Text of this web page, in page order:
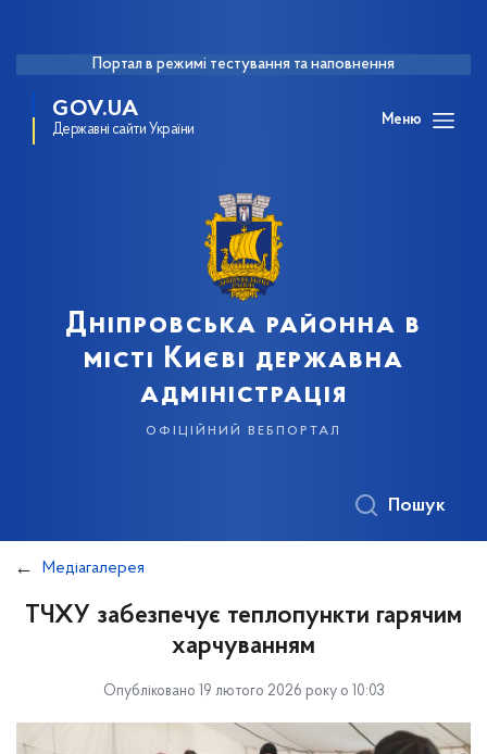
Портал в режимі тестування та наповнення
GOV.UA
Державні сайти України
Меню
Дніпровська районна в
місті Києві державна
адміністрація
офіційний вебпортал
Пошук
Медіагалерея
ТЧХУ забезпечує теплопункти гарячим
харчуванням
Опубліковано 19 лютого 2026 року о 10:03